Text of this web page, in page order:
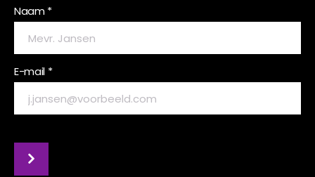
Naam *
E-mail *